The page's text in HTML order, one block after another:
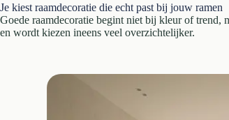
Je kiest raamdecoratie die echt past bij jouw ramen
Goede raamdecoratie begint niet bij kleur of trend,
en wordt kiezen ineens veel overzichtelijker.